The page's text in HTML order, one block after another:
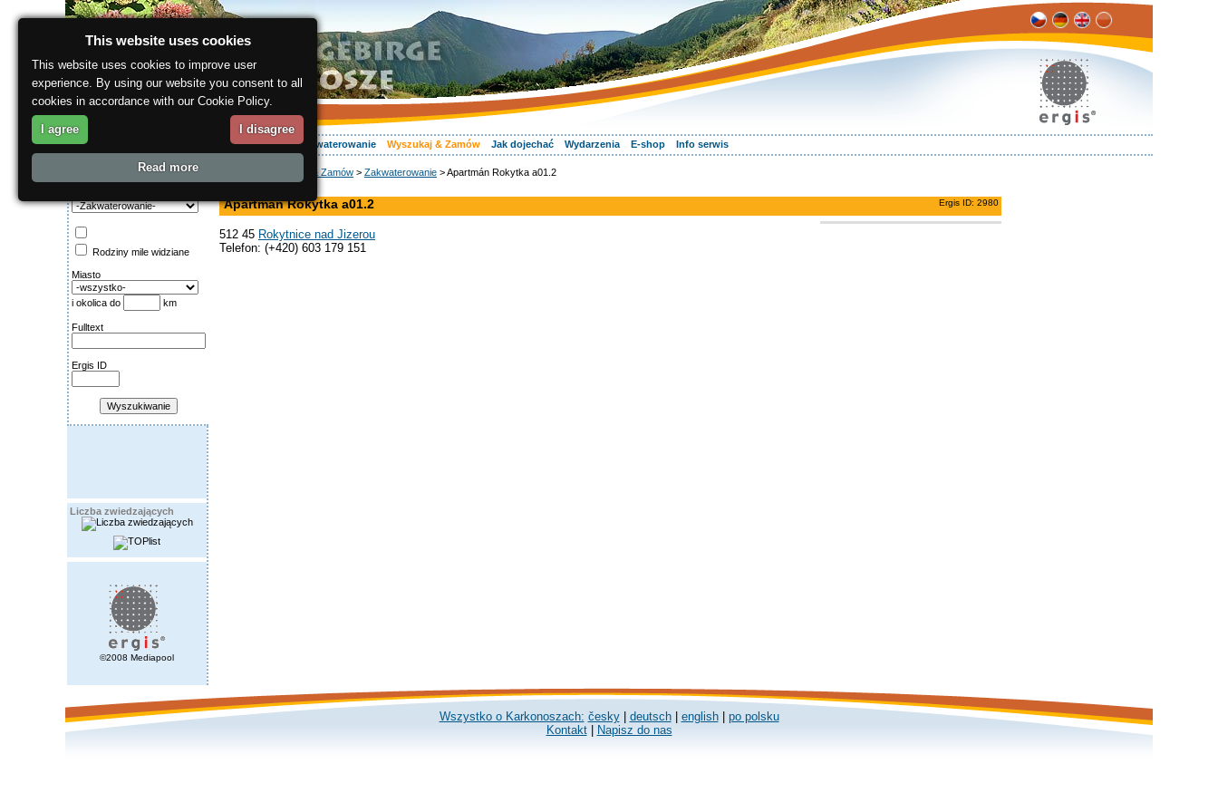
O regionie Wasz urlop Zakwaterowanie Wyszukaj & Zamów Jak dojechać Wydarzenia E-shop Info serwis
Wyszukiwanie:
Rodziny mile widziane
Miasto
i okolica do km
Fulltext
Ergis ID
Liczba zwiedzających
©2008 Mediapool
Wyszukaj & Zamów > Zakwaterowanie > Apartmán Rokytka a01.2
Ergis ID: 2980
Apartmán Rokytka a01.2
512 45 Rokytnice nad Jizerou
Telefon: (+420) 603 179 151
Wszystko o Karkonoszach: česky| deutsch| english| po polsku
Kontakt| Napisz do nas
This website uses cookies
This website uses cookies to improve user
experience. By using our website you consent to all
cookies in accordance with our Cookie Policy.
I agree I disagree
Read more